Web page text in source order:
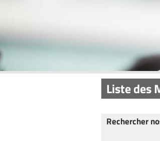
Liste des
Rechercher